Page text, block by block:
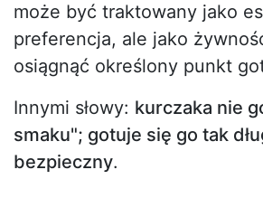
może być traktowany jako
preferencja, ale jako
osiągnąć określony punkt
Innymi słowy: kurczaka nie
smaku"; gotuje się go tak
bezpieczny.